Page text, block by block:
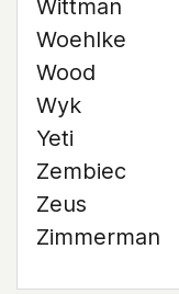
Wittman
Woehlke
Wood
Wyk
Yeti
Zembiec
Zeus
Zimmerman